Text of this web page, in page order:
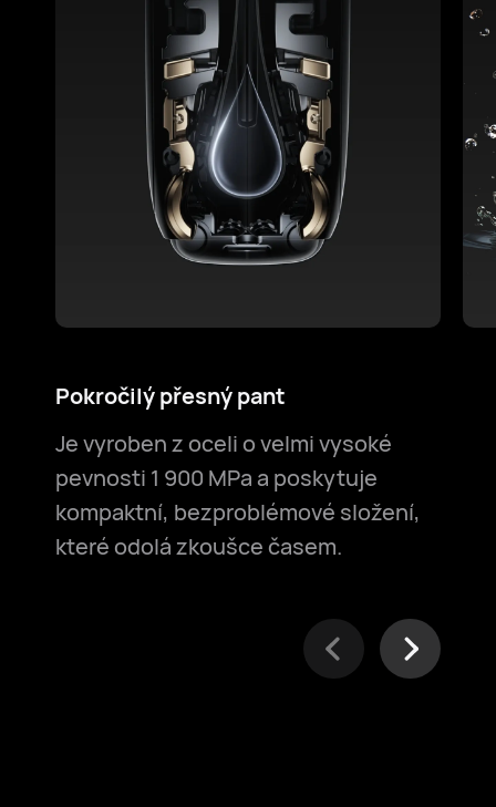
Pokročilý přesný pant
Je vyroben z oceli o velmi vysoké
pevnosti 1 900 MPa a poskytuje
kompaktní, bezproblémové složení,
které odolá zkoušce časem.